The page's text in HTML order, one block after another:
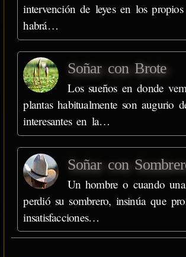
intervención de leyes en los
habrá…
Soñar con Brote
Los sueños en donde
plantas habitualmente son augurio
interesantes en la…
Soñar con
Un hombre o cuando
perdió su sombrero, insinúa que
insatisfacciones…